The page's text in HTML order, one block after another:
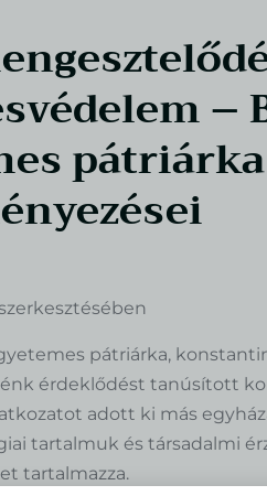
–
pátriárka,
érdeklődést tanúsított
adott ki más
tartalmuk és társadalmi
tartalmazza.